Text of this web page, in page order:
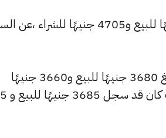
كما شهد سعر عيار 18 تراجعًا بقيمة 5 جنيهًا ليبلغ 4730 جنيهًا للبيع و4705 جنيهًا
كما شهد سعر عيار 14 انخفاضًا بالسوق المصري الآن، حيث بلغ 3680 جنيهًا للبيع و3660 جنيهًا
للشراء،